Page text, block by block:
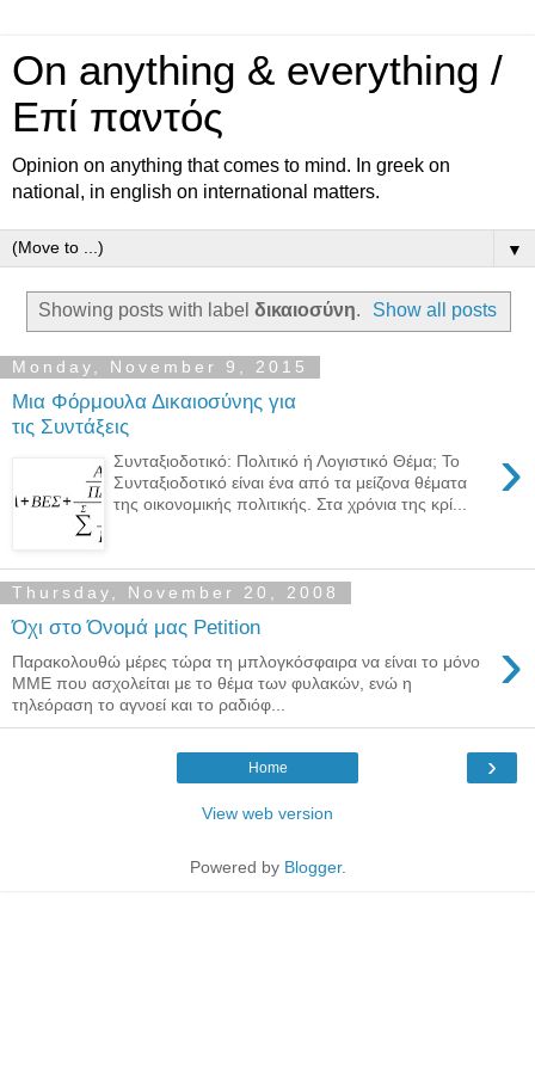
On anything & everything /
Επί παντός
Opinion on anything that comes to mind. In greek on
national, in english on international matters.
▼
Showing posts with label δικαιοσύνη. Show all posts
Monday, November 9, 2015
Μια Φόρμουλα Δικαιοσύνης για
τις Συντάξεις
›
Συνταξιοδοτικό: Πολιτικό ή Λογιστικό Θέμα; Το
Συνταξιοδοτικό είναι ένα από τα μείζονα θέματα
της οικονομικής πολιτικής. Στα χρόνια της κρί...
Thursday, November 20, 2008
Όχι στο Όνομά μας Petition ›
Παρακολουθώ μέρες τώρα τη μπλογκόσφαιρα να είναι το μόνο
ΜΜΕ που ασχολείται με το θέμα των φυλακών, ενώ η
τηλεόραση το αγνοεί και το ραδιόφ...
›
Home
View web version
Powered by Blogger.